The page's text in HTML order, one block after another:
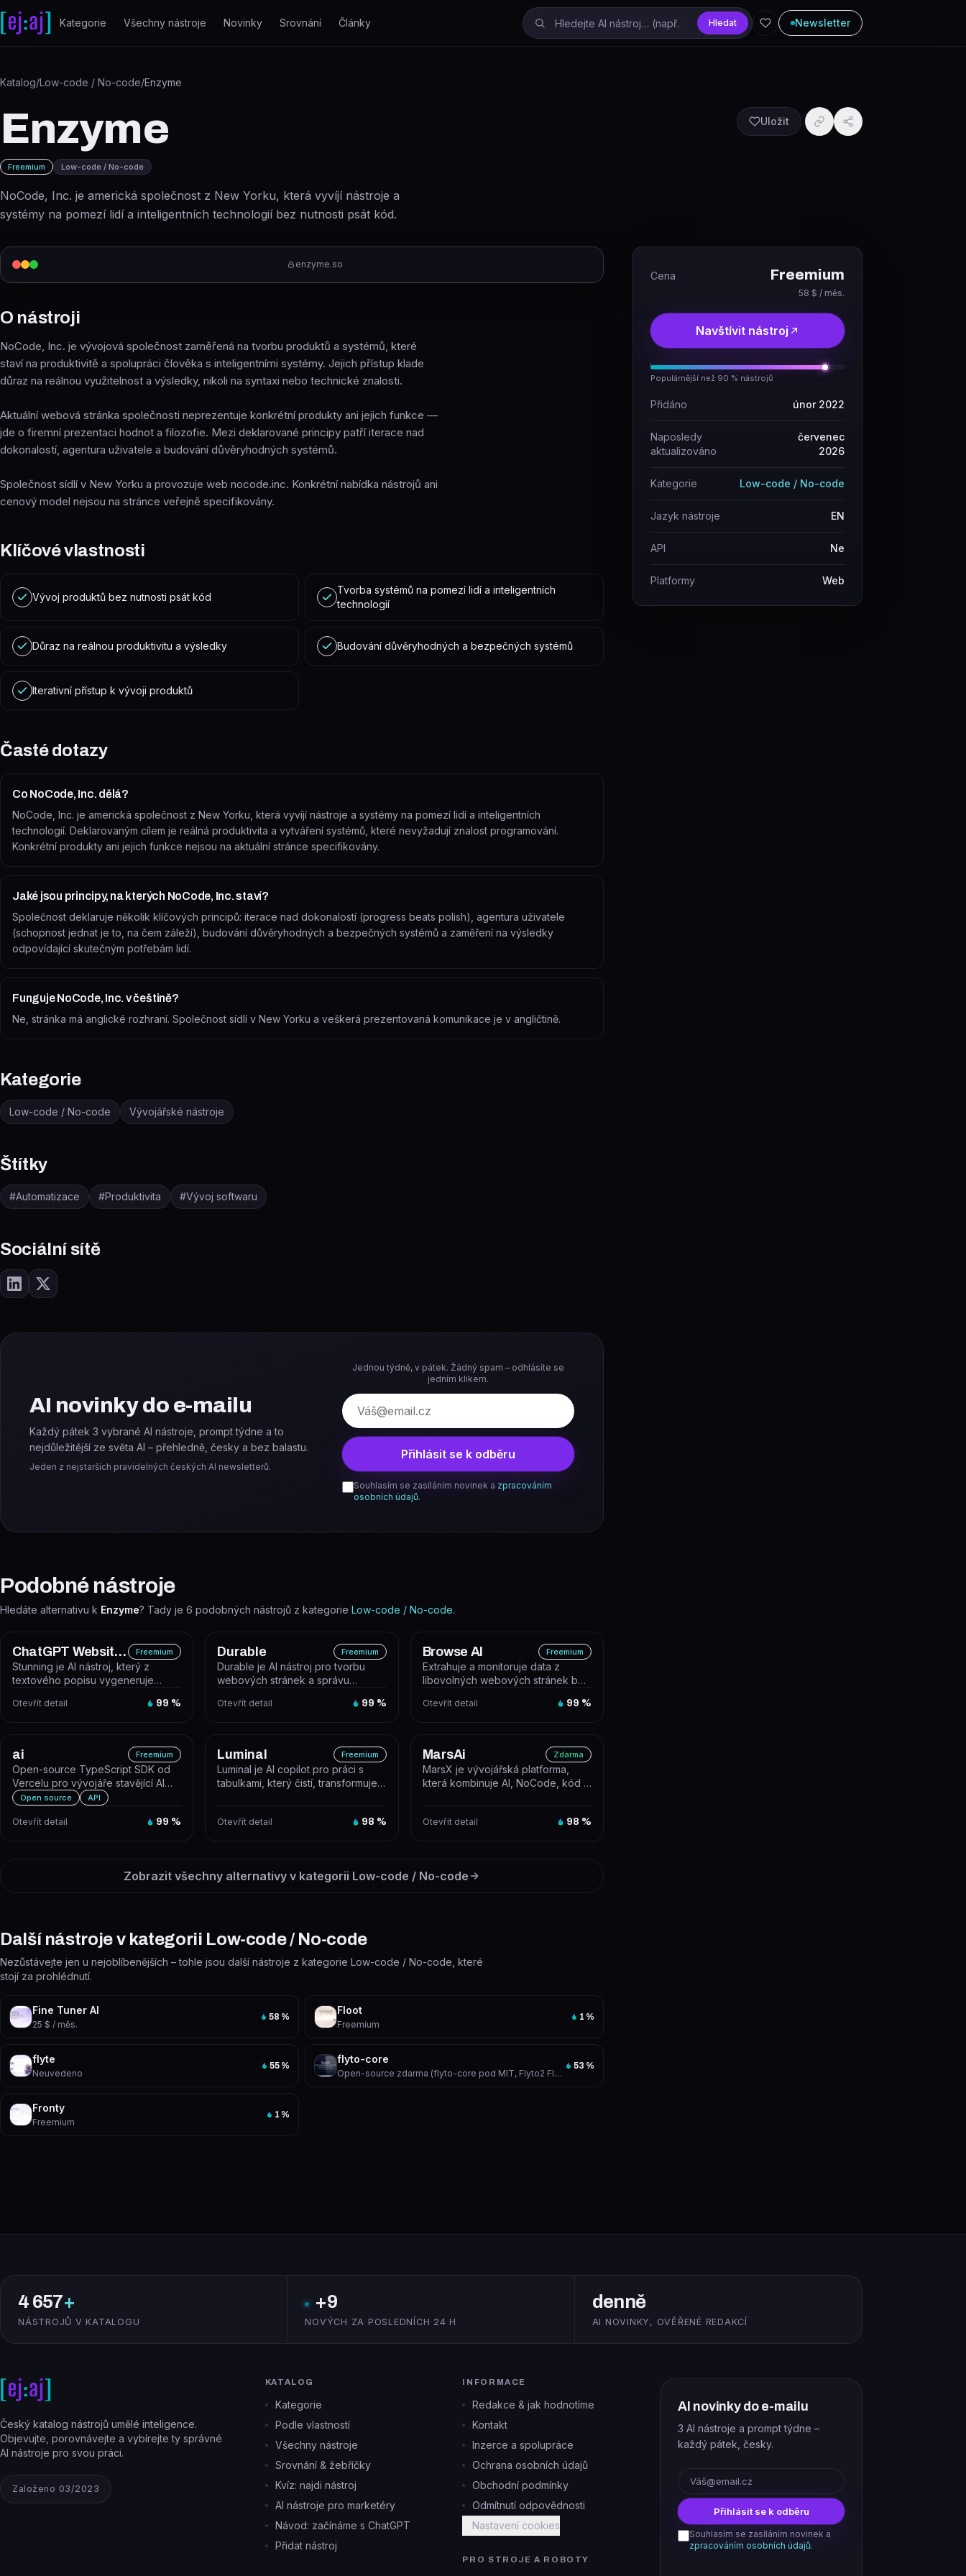
Přeskočit na obsah
Kategorie Všechny nástroje Novinky Srovnání Články Hledat Newsletter
Katalog/Low-code / No-code/Enzyme
Enzyme
Freemium Low-code / No-code
NoCode, Inc. je americká společnost z New Yorku, která vyvíjí nástroje a
systémy na pomezí lidí a inteligentních technologií bez nutnosti psát kód.
Uložit
enzyme.so
O nástroji
NoCode, Inc. je vývojová společnost zaměřená na tvorbu produktů a systémů, které
staví na produktivitě a spolupráci člověka s inteligentními systémy. Jejich přístup klade
důraz na reálnou využitelnost a výsledky, nikoli na syntaxi nebo technické znalosti.
Aktuální webová stránka společnosti neprezentuje konkrétní produkty ani jejich funkce —
jde o firemní prezentaci hodnot a filozofie. Mezi deklarované principy patří iterace nad
dokonalostí, agentura uživatele a budování důvěryhodných systémů.
Společnost sídlí v New Yorku a provozuje web nocode.inc. Konkrétní nabídka nástrojů ani
cenový model nejsou na stránce veřejně specifikovány.
Klíčové vlastnosti
Vývoj produktů bez nutnosti psát kód
Tvorba systémů na pomezí lidí a inteligentních
technologií
Důraz na reálnou produktivitu a výsledky Budování důvěryhodných a bezpečných systémů
Iterativní přístup k vývoji produktů
Časté dotazy
Co NoCode, Inc. dělá?
NoCode, Inc. je americká společnost z New Yorku, která vyvíjí nástroje a systémy na pomezí lidí a inteligentních
technologií. Deklarovaným cílem je reálná produktivita a vytváření systémů, které nevyžadují znalost programování.
Konkrétní produkty ani jejich funkce nejsou na aktuální stránce specifikovány.
Jaké jsou principy, na kterých NoCode, Inc. staví?
Společnost deklaruje několik klíčových principů: iterace nad dokonalostí (progress beats polish), agentura uživatele
(schopnost jednat je to, na čem záleží), budování důvěryhodných a bezpečných systémů a zaměření na výsledky
odpovídající skutečným potřebám lidí.
Funguje NoCode, Inc. v češtině?
Ne, stránka má anglické rozhraní. Společnost sídlí v New Yorku a veškerá prezentovaná komunikace je v angličtině.
Kategorie
Low-code / No-code Vývojářské nástroje
Štítky
#Automatizace #Produktivita #Vývoj softwaru
Sociální sítě
AI novinky do e-mailu
Každý pátek 3 vybrané AI nástroje, prompt týdne a to
nejdůležitější ze světa AI – přehledně, česky a bez balastu.
Jeden z nejstarších pravidelných českých AI newsletterů.
Jednou týdně, v pátek. Žádný spam – odhlásíte se
jedním klikem.
E-mail
Přihlásit se k odběru
Souhlasím se zasíláním novinek a zpracováním
osobních údajů.
Podobné nástroje
Hledáte alternativu k Enzyme? Tady je 6 podobných nástrojů z kategorie Low-code / No-code.
ChatGPT Website Builder Freemium
Stunning je AI nástroj, který z
textového popisu vygeneruje
web be...
Otevřít detail 99 %
Durable Freemium
Durable je AI nástroj pro tvorbu
webových stránek a správu
vygeneruje we...
Otevřít detail 99 %
Browse AI Freemium
Extrahuje a monitoruje data z
libovolných webových stránek bez
promě...
Otevřít detail 99 %
ai Freemium
Open-source TypeScript SDK od
Vercelu pro vývojáře stavějící AI
aplikace a agenty s React, Next....
Open source API
Otevřít detail 99 %
Luminal Freemium
Luminal je AI copilot pro práci s
tabulkami, který čistí, transformuje a
Otevřít detail 98 %
MarsAi Zdarma
MarsX je vývojářská platforma,
která kombinuje AI, NoCode, kód a
Otevřít detail 98 %
Zobrazit všechny alternativy v kategorii Low-code / No-code
Další nástroje v kategorii Low-code / No-code
Nezůstávejte jen u nejoblíbenějších – tohle jsou další nástroje z kategorie Low-code / No-code, které
stojí za prohlédnutí.
Fine Tuner AI
25 $ / měs.
58 %
Floot
Freemium
1 %
flyte
Neuvedeno
55 %
flyto-core
Open-source zdarma (flyto-core pod MIT, Flyto2 Flow pod Apache 2.0), ceny placených rozšíření neuvedeny
53 %
Fronty
Freemium
1 %
Cena Freemium
58 $ / měs.
Navštívit nástroj
Populárnější než 90 % nástrojů
Přidáno únor 2022
Naposledy
aktualizováno
červenec
2026
Kategorie Low-code / No-code
Jazyk nástroje EN
API Ne
Platformy Web
4 657+
NÁSTROJŮ V KATALOGU
+9
NOVÝCH ZA POSLEDNÍCH 24 H
denně
AI NOVINKY, OVĚŘENÉ REDAKCÍ
Český katalog nástrojů umělé inteligence.
Objevujte, porovnávejte a vybírejte ty správné
AI nástroje pro svou práci.
Založeno 03/2023
KATALOG
Kategorie
Podle vlastností
Všechny nástroje
Srovnání & žebříčky
Kvíz: najdi nástroj
AI nástroje pro marketéry
Návod: začínáme s ChatGPT
Přidat nástroj
INFORMACE
Redakce & jak hodnotíme
Kontakt
Inzerce a spolupráce
Ochrana osobních údajů
Obchodní podmínky
Odmítnutí odpovědnosti
Nastavení cookies
PRO STROJE A ROBOTY
AI novinky do e-mailu
3 AI nástroje a prompt týdne –
každý pátek, česky.
Přihlásit se k odběru
Souhlasím se zasíláním novinek a
zpracováním osobních údajů.